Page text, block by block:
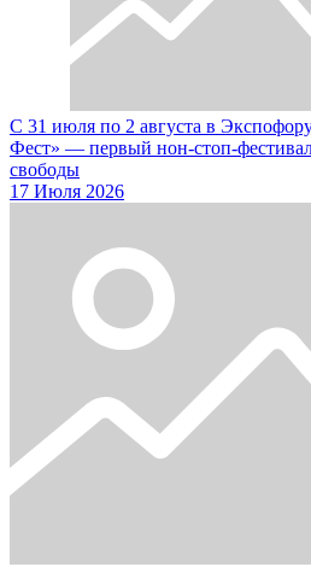
С 31 июля по 2 августа в
Фест» — первый нон-стоп-
свободы
17 Июля 2026